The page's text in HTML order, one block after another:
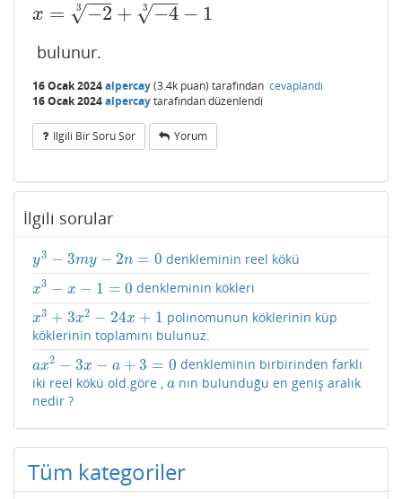
x = −2
√
3 + −4
√
3 − 1
x=−23+− 43−1
bulunur.
16 Ocak 2024alpercay(3.4k puan) tarafından cevaplandı
16 Ocak 2024alpercaytarafındandüzenlendi
Ilgili Bir Soru Sor Yorum
İlgili sorular
y3 − 3my − 2n = 0
y3−3my−2n =0 denkleminin reel kökü
x3 − x − 1 = 0
x3−x− 1= 0 denkleminin kökleri
x3 + 3x2 − 24x + 1
x3+3x 2−24 x+ 1
polinomunun köklerinin küp
köklerinin toplamını bulunuz.
ax2 − 3x − a + 3 = 0
ax2− 3x −a+ 3= 0
denkleminin birbirinden farklı
iki reel kökü old.göre , a
anın bulunduğu en geniş aralık
nedir ?
Tüm kategoriler